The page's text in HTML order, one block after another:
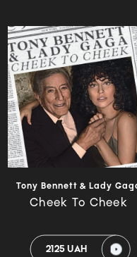
Tony Bennett & Lady
Cheek To Cheek
2125 UAH